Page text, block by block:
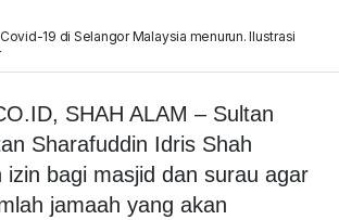
19 di Selangor Malaysia menurun. Ilustrasi
SHAH ALAM – Sultan
Sharafuddin Idris Shah
izin bagi masjid dan surau agar
jamaah yang akan